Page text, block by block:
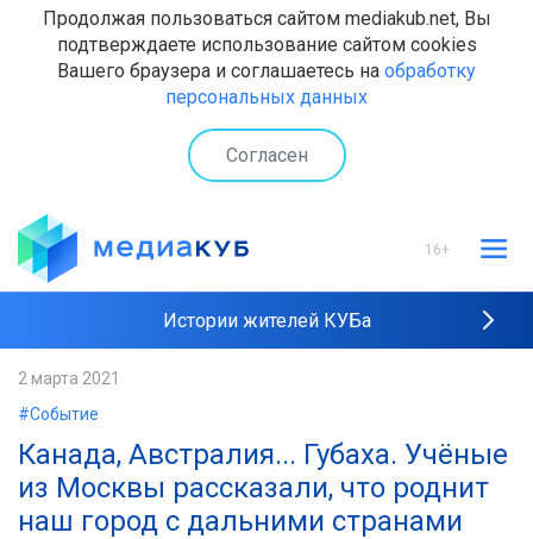
Продолжая пользоваться сайтом mediakub.net, Вы
подтверждаете использование сайтом cookies
Вашего браузера и соглашаетесь на обработку
персональных данных
Согласен
16+
Истории жителей КУБа
2 марта 2021
#Событие
Канада, Австралия... Губаха. Учёные
из Москвы рассказали, что роднит
наш город с дальними странами